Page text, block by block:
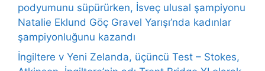
podyumunu süpürürken, İsveç ulusal şampiyonu
Natalie Eklund Göç Gravel Yarışı’nda kadınlar
şampiyonluğunu kazandı
İngiltere v Yeni Zelanda, üçüncü Test – Stokes,